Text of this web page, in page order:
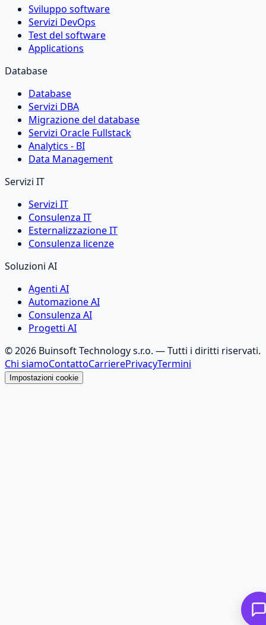
Sviluppo software
Servizi DevOps
Test del software
Applications
Database
Database
Servizi DBA
Migrazione del database
Servizi Oracle Fullstack
Analytics - BI
Data Management
Servizi IT
Servizi IT
Consulenza IT
Esternalizzazione IT
Consulenza licenze
Soluzioni AI
Agenti AI
Automazione AI
Consulenza AI
Progetti AI
©2026 Buinsoft Technology s.r.o. — Tutti i diritti riservati.
Chi siamoContattoCarrierePrivacyTermini
Impostazioni cookie